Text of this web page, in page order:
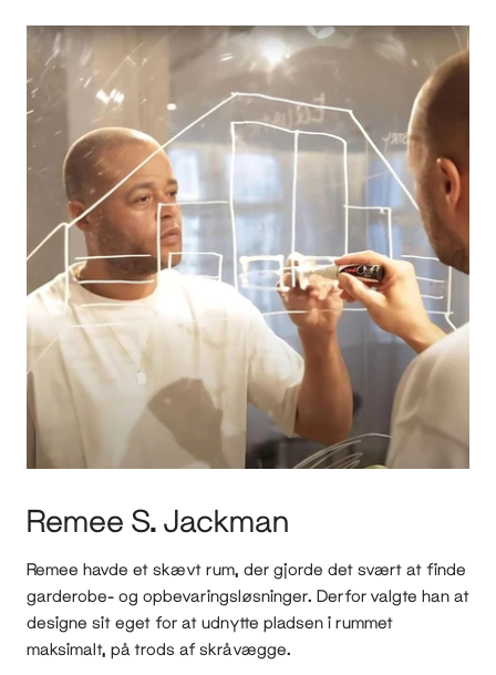
Remee S. Jackman
Remee havde et skævt rum, der gjorde det svært at finde
garderobe- og opbevaringsløsninger. Derfor valgte han at
designe sit eget for at udnytte pladsen i rummet
maksimalt, på trods af skråvægge.